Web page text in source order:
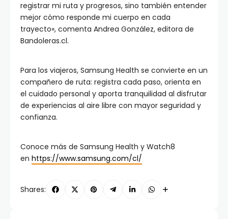
registrar mi ruta y progresos, sino también entender
mejor cómo responde mi cuerpo en cada
trayecto», comenta Andrea González, editora de
Bandoleras.cl.
Para los viajeros, Samsung Health se convierte en un
compañero de ruta: registra cada paso, orienta en
el cuidado personal y aporta tranquilidad al disfrutar
de experiencias al aire libre con mayor seguridad y
confianza.
Conoce más de Samsung Health y Watch8
en https://www.samsung.com/cl/
Shares: